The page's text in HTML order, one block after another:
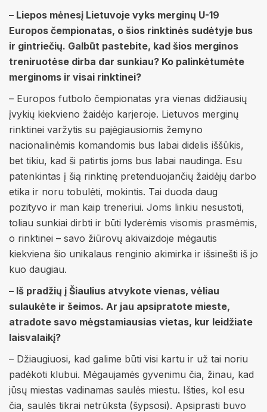
– Liepos mėnesį Lietuvoje vyks merginų U-19
Europos čempionatas, o šios rinktinės sudėtyje bus
ir gintriečių. Galbūt pastebite, kad šios merginos
treniruotėse dirba dar sunkiau? Ko palinkėtumėte
merginoms ir visai rinktinei?
– Europos futbolo čempionatas yra vienas didžiausių
įvykių kiekvieno žaidėjo karjeroje. Lietuvos merginų
rinktinei varžytis su pajėgiausiomis žemyno
nacionalinėmis komandomis bus labai didelis iššūkis,
bet tikiu, kad ši patirtis joms bus labai naudinga. Esu
patenkintas į šią rinktinę pretenduojančių žaidėjų darbo
etika ir noru tobulėti, mokintis. Tai duoda daug
pozityvo ir man kaip treneriui. Joms linkiu nesustoti,
toliau sunkiai dirbti ir būti lyderėmis visomis prasmėmis,
o rinktinei – savo žiūrovų akivaizdoje mėgautis
kiekviena šio unikalaus renginio akimirka ir išsinešti iš jo
kuo daugiau.
– Iš pradžių į Šiaulius atvykote vienas, vėliau
sulaukėte ir šeimos. Ar jau apsipratote mieste,
atradote savo mėgstamiausias vietas, kur leidžiate
laisvalaikį?
– Džiaugiuosi, kad galime būti visi kartu ir už tai noriu
padėkoti klubui. Mėgaujamės gyvenimu čia, žinau, kad
jūsų miestas vadinamas saulės miestu. Išties, kol esu
čia, saulės tikrai netrūksta (šypsosi). Apsiprasti buvo